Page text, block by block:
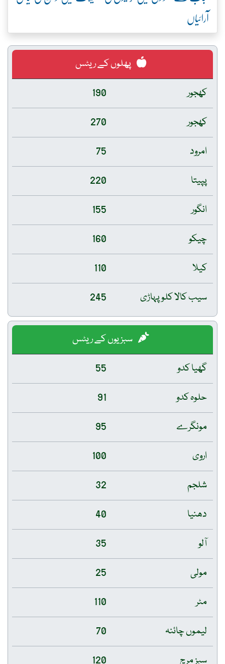
آرائیاں
پھلوں کے ریٹس
کھجور
190
کھجور
270
امرود
75
پپیتا
220
انگور
155
چیکو
160
کیلا
110
سیب کالا کلو پہاڑی
245
سبزیوں کے ریٹس
گھیا کدو
55
حلوہ کدو
91
مونگرے
95
اروی
100
شلجم
32
دھنیا
40
آلو
35
مولی
25
مٹر
110
لیموں چائنہ
70
سبز مرچ
120